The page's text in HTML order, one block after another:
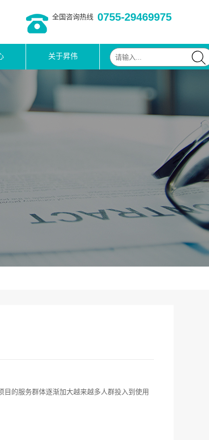
全国咨询热线 0755-29469975
关于昇伟
的服务群体逐渐加大越来越多人群投入到使用